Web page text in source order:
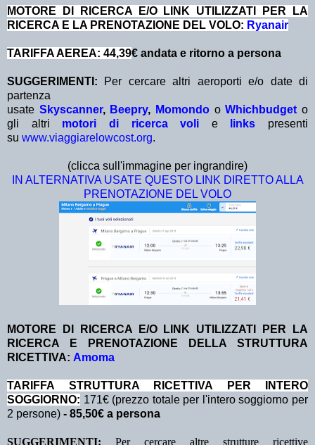
MOTORE DI RICERCA E/O LINK UTILIZZATI PER LA
RICERCA E LA PRENOTAZIONE DEL VOLO: Ryanair
TARIFFA AEREA: 44,39€ andata e ritorno a persona
SUGGERIMENTI: Per cercare altri aeroporti e/o date di
partenza
usate Skyscanner, Beepry, Momondo oWhichbudget o
gli altri motori di ricerca voli e links presenti
su www.viaggiarelowcost.org.
(clicca sull'immagine per ingrandire)
IN ALTERNATIVA USATE QUESTO LINK DIRETTO ALLA
PRENOTAZIONE DEL VOLO
MOTORE DI RICERCA E/O LINK UTILIZZATI PER LA
RICERCA E PRENOTAZIONE DELLA STRUTTURA
RICETTIVA: Amoma
TA RIFFA STRUTTURA RICETTIVA PER INTERO
SOGGIORNO: 171€ (prezzo totale per l'intero soggiorno per
2 persone) - 85,50€ a persona
SUGGERIMENTI: Per cercare altre strutture ricettive